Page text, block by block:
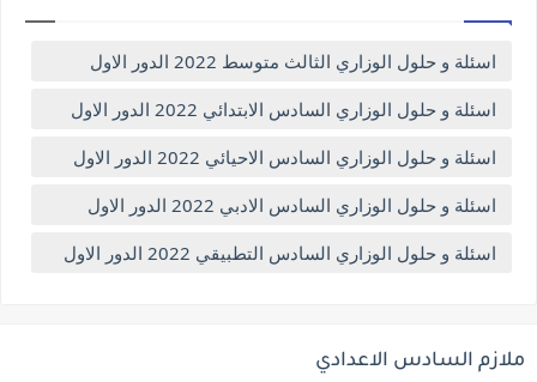
اسئلة و حلول الوزاري الثالث متوسط 2022 الدور الاول
اسئلة و حلول الوزاري السادس الابتدائي 2022 الدور الاول
اسئلة و حلول الوزاري السادس الاحيائي 2022 الدور الاول
اسئلة و حلول الوزاري السادس الادبي 2022 الدور الاول
اسئلة و حلول الوزاري السادس التطبيقي 2022 الدور الاول
ملازم السادس الاعدادي